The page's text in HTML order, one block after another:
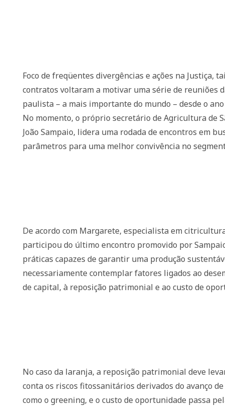
Foco de freqüentes divergências e ações na Justiça,
contratos voltaram a motivar uma série de reuniões
paulista – a mais importante do mundo – desde o ano
No momento, o próprio secretário de Agricultura de
João Sampaio, lidera uma rodada de encontros em
parâmetros para uma melhor convivência no
De acordo com Margarete, especialista em
participou do último encontro promovido por
práticas capazes de garantir uma produção
necessariamente contemplar fatores ligados ao
de capital, à reposição patrimonial e ao custo de
No caso da laranja, a reposição patrimonial deve
conta os riscos fitossanitários derivados do avanço de
como o greening, e o custo de oportunidade passa